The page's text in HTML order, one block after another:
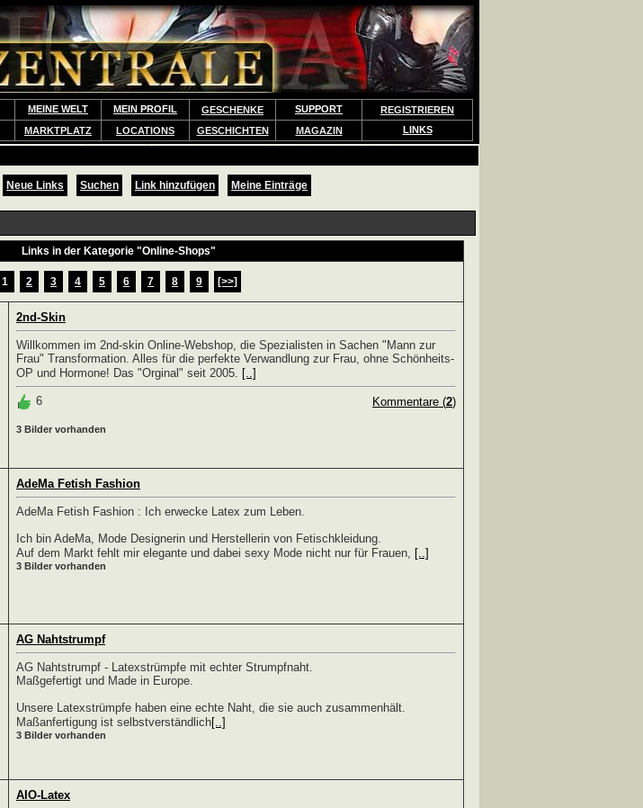
MEINE WELT MEIN PROFIL GESCHENKE SUPPORT
REGISTRIEREN
MARKTPLATZ LOCATIONS GESCHICHTEN MAGAZIN LINKS
Neue Links Suchen Link hinzufügen Meine Einträge
Links in der Kategorie "Online-Shops"
1 2 3 4 5 6 7 8 9 [>>]
2nd-Skin
Willkommen im 2nd-skin Online-Webshop, die Spezialisten in Sachen "Mann zur
Frau" Transformation. Alles für die perfekte Verwandlung zur Frau, ohne Schönheits-
OP und Hormone! Das "Orginal" seit 2005.
[..]
6 Kommentare (2)
3 Bilder vorhanden
AdeMa Fetish Fashion
AdeMa Fetish Fashion : Ich erwecke Latex zum Leben.
Ich bin AdeMa, Mode Designerin und Herstellerin von Fetischkleidung.
Auf dem Markt fehlt mir elegante und dabei sexy Mode nicht nur für Frauen,
[..]
3 Bilder vorhanden
AG Nahtstrumpf
AG Nahtstrumpf - Latexstrümpfe mit echter Strumpfnaht.
Maßgefertigt und Made in Europe.
Unsere Latexstrümpfe haben eine echte Naht, die sie auch zusammenhält.
Maßanfertigung ist selbstverständlich[..]
3 Bilder vorhanden
AIO-Latex